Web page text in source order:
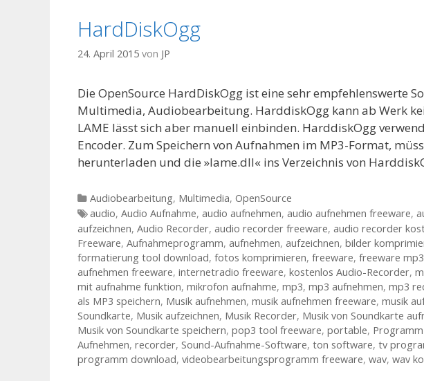
HardDiskOgg
24. April 2015 von JP
Die OpenSource HardDiskOgg ist eine sehr empfehlenswerte
Multimedia, Audiobearbeitung. HarddiskOgg kann ab Werk
LAME lässt sich aber manuell einbinden. HarddiskOgg
Encoder. Zum Speichern von Aufnahmen im MP3-Format,
herunterladen und die »lame.dll« ins Verzeichnis von
Kategorien
Audiobearbeitung, Multimedia, OpenSource
Tags
audio, Audio Aufnahme, audio aufnehmen, audio aufnehmen freeware,
aufzeichnen, Audio Recorder, audio recorder freeware, audio recorder
Freeware, Aufnahmeprogramm, aufnehmen, aufzeichnen, bilder
formatierung tool download, fotos komprimieren, freeware, freeware
aufnehmen freeware, internetradio freeware, kostenlos Audio-Recorder,
mit aufnahme funktion, mikrofon aufnahme, mp3, mp3 aufnehmen, mp3
als MP3 speichern, Musik aufnehmen, musik aufnehmen freeware, musik
Soundkarte, Musik aufzeichnen, Musik Recorder, Musik von Soundkarte
Musik von Soundkarte speichern, pop3 tool freeware, portable,
Aufnehmen, recorder, Sound-Aufnahme-Software, ton software, tv
programm download, videobearbeitungsprogramm freeware, wav, wav